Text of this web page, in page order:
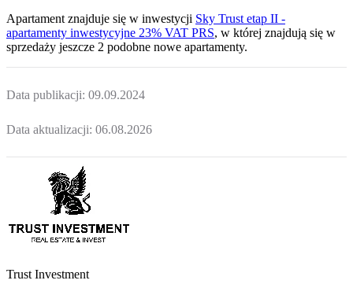
Apartament znajduje się w inwestycji Sky Trust etap II -
apartamenty inwestycyjne 23% VAT PRS, w której znajdują się w
sprzedaży jeszcze 2 podobne nowe apartamenty.
Data publikacji: 09.09.2024
Data aktualizacji: 06.08.2026
Trust Investment